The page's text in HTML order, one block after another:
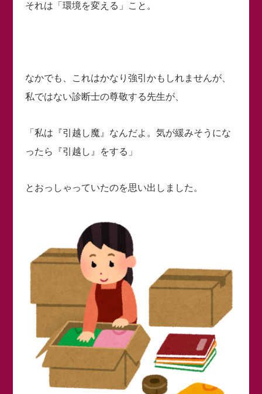
それは「環境を変える」こと。
なかでも、これはかなり強引かもしれませんが、
私ではない診断士の尊敬する先生が、
「私は『引越し魔』なんだよ。気が緩みそうにな
ったら『引越し』をする」
とおっしゃっていたのを思い出しました。